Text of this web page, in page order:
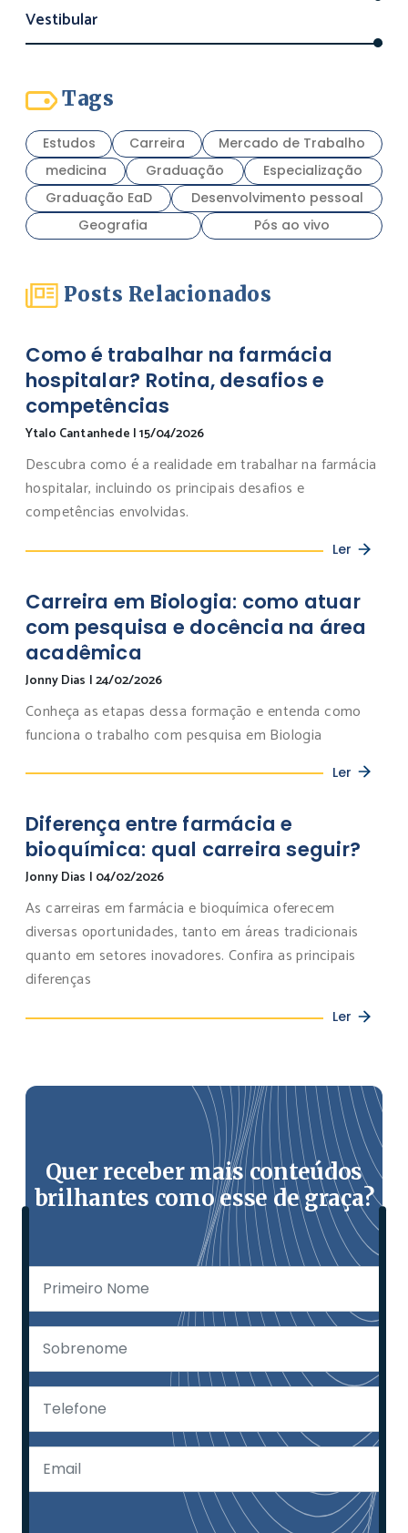
Vestibular
Tags
Estudos Carreira
Mercado de Trabalho
medicina
Graduação
Especialização
Graduação EaD
Desenvolvimento pessoal
Geografia
Pós ao vivo
Posts Relacionados
Como é trabalhar na farmácia
hospitalar? Rotina, desafios e
competências
Ytalo Cantanhede |15/04/2026
Descubra como é a realidade em trabalhar na farmácia
hospitalar, incluindo os principais desafios e
competências envolvidas.
Ler
Carreira em Biologia: como atuar
com pesquisa e docência na área
acadêmica
Jonny Dias |24/02/2026
Conheça as etapas dessa formação e entenda como
funciona o trabalho com pesquisa em Biologia
Ler
Diferença entre farmácia e
bioquímica: qual carreira seguir?
Jonny Dias | 04/02/2026
As carreiras em farmácia e bioquímica oferecem
diversas oportunidades, tanto em áreas tradicionais
quanto em setores inovadores. Confira as principais
diferenças
Ler
Quer receber mais conteúdos
brilhantes como esse de graça?